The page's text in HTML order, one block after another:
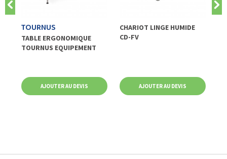
TOURNUS
TABLE ERGONOMIQUE
TOURNUS EQUIPEMENT
AJOUTER AU DEVIS
CHARIOT LINGE HUMIDE
CD-FV
AJOUTER AU DEVIS